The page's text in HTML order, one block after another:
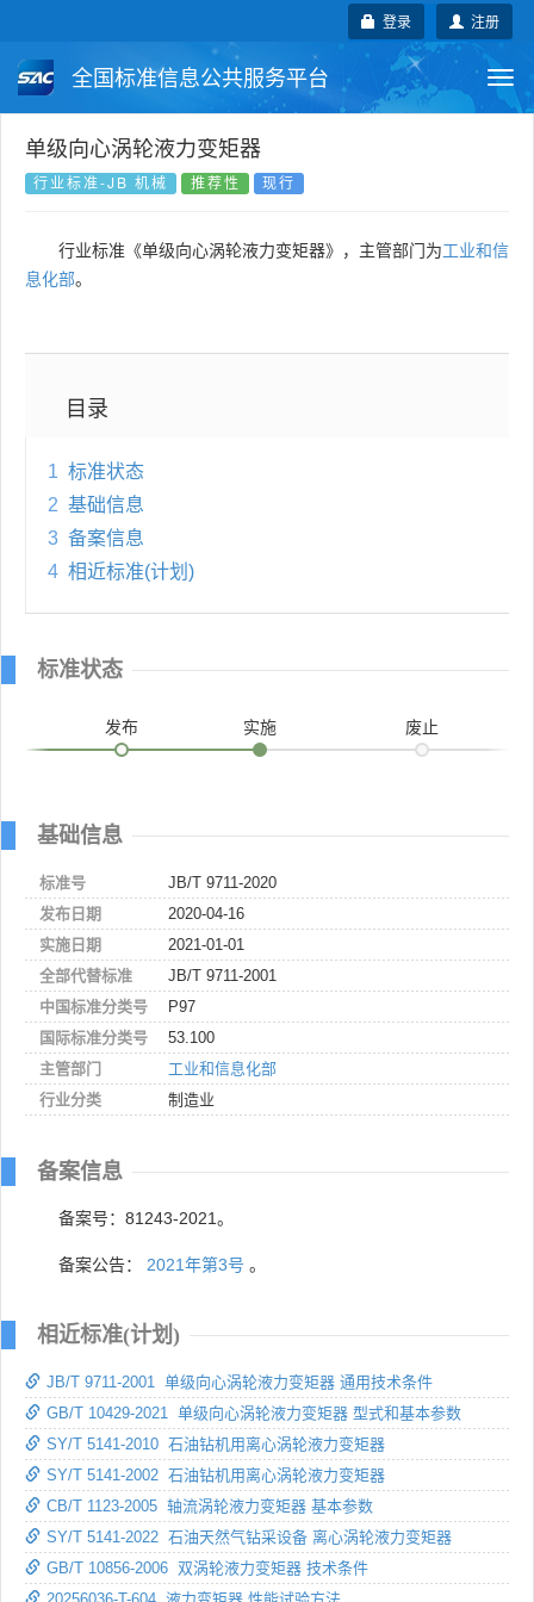
注册
登录
全国标准信息公共服务平台
国家标准 行业标准
国外标准 技术委员会
单级向心涡轮液力变矩器
行业标准-JB 机械 推荐性 现行
行业标准《单级向心涡轮液力变矩器》，主管部门为工业和信
息化部。
目录
1 标准状态
2 基础信息
3 备案信息
4 相近标准(计划)
标准状态
发布 实施 废止
基础信息
标准号
JB/T 9711-2020
发布日期
2020-04-16
实施日期
2021-01-01
全部代替标准
JB/T 9711-2001
中国标准分类号
P97
国际标准分类号
53.100
主管部门
工业和信息化部
行业分类
制造业
备案信息
备案号：81243-2021。
备案公告： 2021年第3号 。
相近标准(计划)
JB/T 9711-2001 单级向心涡轮液力变矩器 通用技术条件
GB/T 10429-2021 单级向心涡轮液力变矩器 型式和基本参数
SY/T 5141-2010 石油钻机用离心涡轮液力变矩器
SY/T 5141-2002 石油钻机用离心涡轮液力变矩器
CB/T 1123-2005 轴流涡轮液力变矩器 基本参数
SY/T 5141-2022 石油天然气钻采设备 离心涡轮液力变矩器
GB/T 10856-2006 双涡轮液力变矩器 技术条件